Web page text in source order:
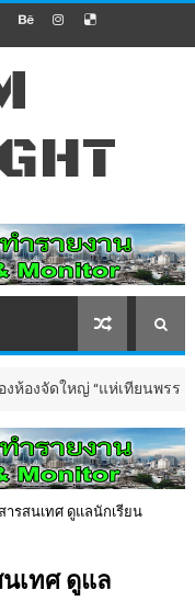
แห่เทียนพรรษา–ผ้าป่าซาเล้
รสนเทศ ดูแลนักเรียน
เทศ ดูแล